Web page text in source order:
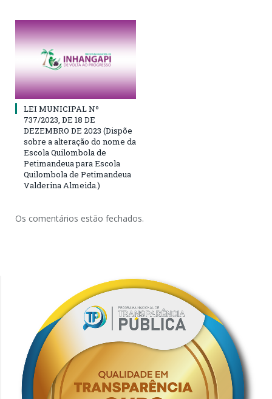
LEI MUNICIPAL Nº
737/2023, DE 18 DE
DEZEMBRO DE 2023 (Dispõe
sobre a alteração do nome da
Escola Quilombola de
Petimandeua para Escola
Quilombola de Petimandeua
Valderina Almeida.)
Os comentários estão fechados.